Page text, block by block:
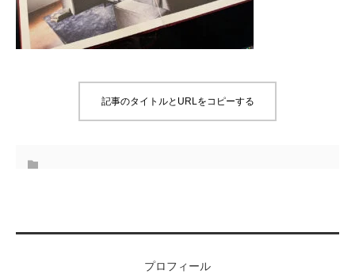
記事のタイトルとURLをコピーする
プロフィール